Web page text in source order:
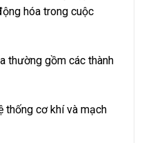
hóa trong cuộc
thường gồm các thành
thống cơ khí và mạch